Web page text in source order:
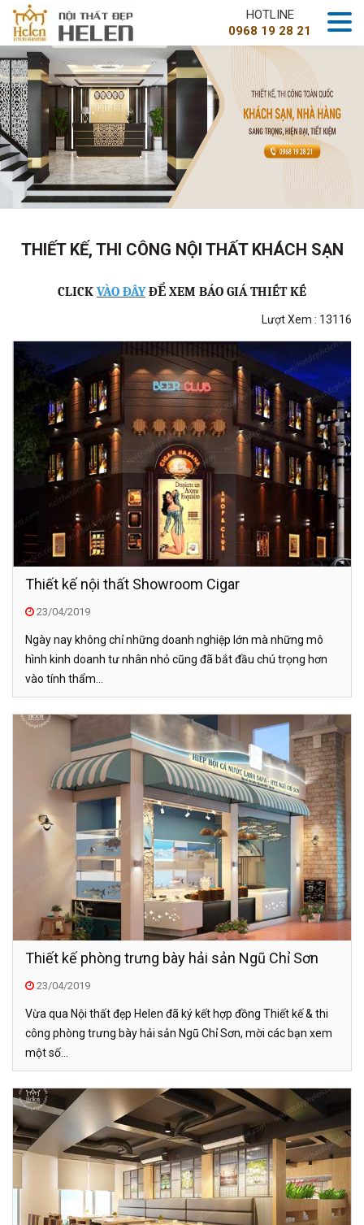
HOTLINE
0968 19 28 21
THIẾT KẾ, THI CÔNG NỘI THẤT KHÁCH SẠN
CLICK VÀO ĐÂYĐỂ XEM BÁO GIÁ THIẾT KẾ
Lượt Xem : 13116
Thiết kế nội thất Showroom Cigar
23/04/2019
Ngày nay không chỉ những doanh nghiệp lớn mà những mô
hình kinh doanh tư nhân nhỏ cũng đã bắt đầu chú trọng hơn
vào tính thẩm...
Thiết kế phòng trưng bày hải sản Ngũ Chỉ Sơn
23/04/2019
Vừa qua Nội thất đẹp Helen đã ký kết hợp đồng Thiết kế & thi
công phòng trưng bày hải sản Ngũ Chỉ Sơn, mời các bạn xem
một số...